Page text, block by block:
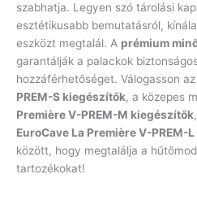
szabhatja. Legyen szó tárolási
esztétikusabb bemutatásról,
eszközt megtalál. A prémium
garantálják a palackok
hozzáférhetőséget. Válogasson az
PREM-S kiegészítők, a közepes
Première V-PREM-M kiegészítők
EuroCave La Première V-PREM-
között, hogy megtalálja a
tartozékokat!